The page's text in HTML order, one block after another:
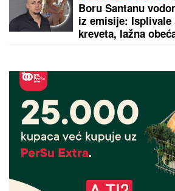
(VIDEO) DRAGAN UREDIO VILU
NAKON RASKIDA SA JOVANOM
sada izgleda, mlađa devojka se